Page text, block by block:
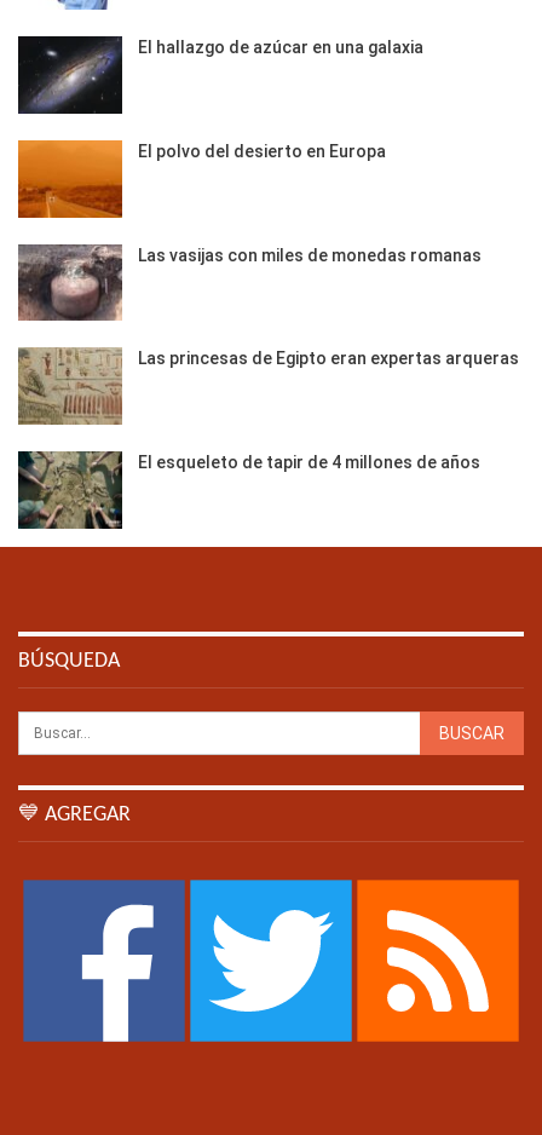
El hallazgo de azúcar en una galaxia
El polvo del desierto en Europa
Las vasijas con miles de monedas romanas
Las princesas de Egipto eran expertas arqueras
El esqueleto de tapir de 4 millones de años
BÚSQUEDA
💙 AGREGAR